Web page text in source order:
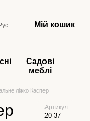
Мій кошик
Садові
меблі
ліжко Каспер
Артикул
20-37